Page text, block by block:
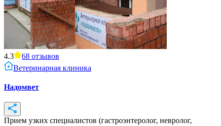
4.3 68 отзывов
Ветеринарная клиника
Надомвет
Прием узких специалистов (гастроэнтеролог, невролог,